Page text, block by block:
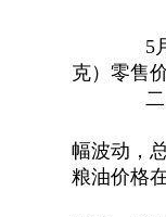
5
克）零售
二、
幅波动，
粮油价格